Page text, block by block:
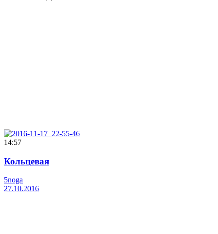
14:57
Кольцевая
5noga
27.10.2016